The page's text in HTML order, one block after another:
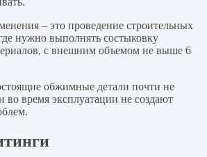
– это проведение строительных
нужно выполнять состыковку
с внешним объемом не выше 6
обжимные детали почти не
во время эксплуатации не создают